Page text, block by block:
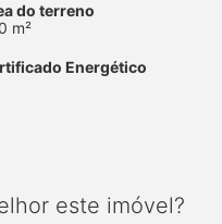
do terreno
m²
Energético
este imóvel?